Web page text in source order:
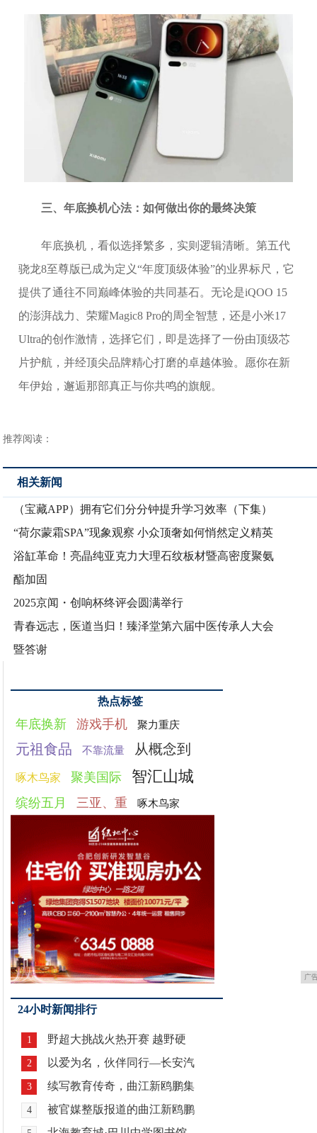
三、年底换机心法：如何做出你的最终决策
年底换机，看似选择繁多，实则逻辑清晰。第五代
骁龙8至尊版已成为定义“年度顶级体验”的业界标尺，它
提供了通往不同巅峰体验的共同基石。无论是iQOO 15
的澎湃战力、荣耀Magic8 Pro的周全智慧，还是小米17
Ultra的创作激情，选择它们，即是选择了一份由顶级芯
片护航，并经顶尖品牌精心打磨的卓越体验。愿你在新
年伊始，邂逅那部真正与你共鸣的旗舰。
推荐阅读：
相关新闻
（宝藏APP）拥有它们分分钟提升学习效率（下集）
“荷尔蒙霜SPA”现象观察 小众顶奢如何悄然定义精英
浴缸革命！亮晶纯亚克力大理石纹板材暨高密度聚氨
酯加固
2025京闻・创响杯终评会圆满举行
青春远志，医道当归！臻泽堂第六届中医传承人大会
暨答谢
热点标签
年底换新 游戏手机 聚力重庆
元祖食品 不靠流量 从概念到
啄木鸟家 聚美国际 智汇山城
缤纷五月 三亚、重 啄木鸟家
广
24小时新闻排行
1 野超大挑战火热开赛 越野硬
2 以爱为名，伙伴同行—长安汽
3 续写教育传奇，曲江新鸥鹏集
4 被官媒整版报道的曲江新鸥鹏